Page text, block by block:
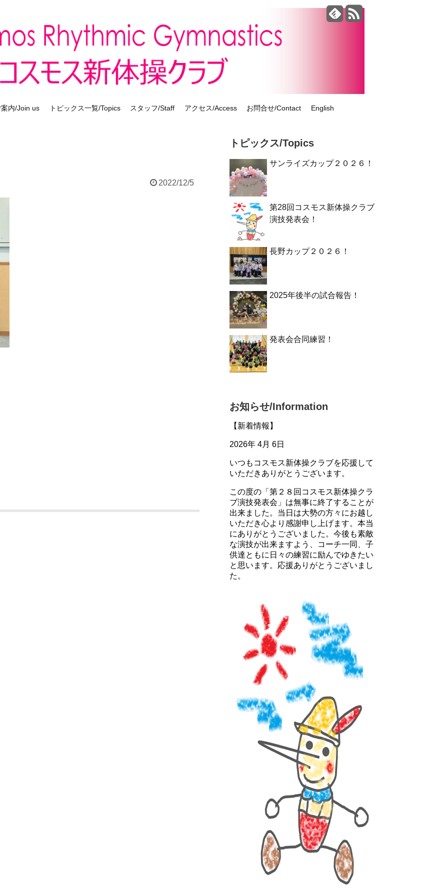
内/Join us トピックス一覧/Topics スタッフ/Staff アクセス/Access お問合せ/Contact English
2022/12/5
トピックス/Topics
サンライズカップ２０２６！
第28回コスモス新体操クラブ
演技発表会！
長野カップ２０２６！
2025年後半の試合報告！
発表会合同練習！
お知らせ/Information
【新着情報】
2026年 4月 6日
いつもコスモス新体操クラブを応援して
いただきありがとうございます。
この度の「第２８回コスモス新体操クラ
ブ演技発表会」は無事に終了することが
出来ました。当日は大勢の方々にお越し
いただき心より感謝申し上げます。本当
にありがとうございました。今後も素敵
な演技が出来ますよう、コーチ一同、子
供達ともに日々の練習に励んでゆきたい
と思います。応援ありがとうございまし
た。